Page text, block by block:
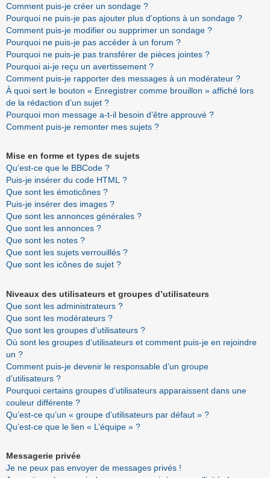
Comment puis-je créer un sondage ?
Pourquoi ne puis-je pas ajouter plus d’options à un sondage ?
Comment puis-je modifier ou supprimer un sondage ?
Pourquoi ne puis-je pas accéder à un forum ?
Pourquoi ne puis-je pas transférer de pièces jointes ?
Pourquoi ai-je reçu un avertissement ?
Comment puis-je rapporter des messages à un modérateur ?
À quoi sert le bouton « Enregistrer comme brouillon » affiché lors
de la rédaction d’un sujet ?
Pourquoi mon message a-t-il besoin d’être approuvé ?
Comment puis-je remonter mes sujets ?
Mise en forme et types de sujets
Qu’est-ce que le BBCode ?
Puis-je insérer du code HTML ?
Que sont les émoticônes ?
Puis-je insérer des images ?
Que sont les annonces générales ?
Que sont les annonces ?
Que sont les notes ?
Que sont les sujets verrouillés ?
Que sont les icônes de sujet ?
Niveaux des utilisateurs et groupes d’utilisateurs
Que sont les administrateurs ?
Que sont les modérateurs ?
Que sont les groupes d’utilisateurs ?
Où sont les groupes d’utilisateurs et comment puis-je en rejoindre
un ?
Comment puis-je devenir le responsable d’un groupe
d’utilisateurs ?
Pourquoi certains groupes d’utilisateurs apparaissent dans une
couleur différente ?
Qu’est-ce qu’un « groupe d’utilisateurs par défaut » ?
Qu’est-ce que le lien « L’équipe » ?
Messagerie privée
Je ne peux pas envoyer de messages privés !